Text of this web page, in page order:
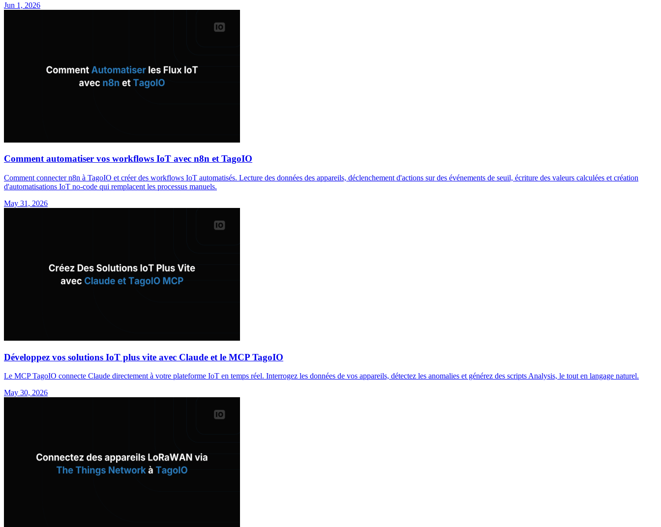
Jun 1, 2026
Comment automatiser vos workflows IoT avec n8n et TagoIO
Comment connecter n8n à TagoIO et créer des workflows IoT automatisés. Lecture des données des appareils, déclenchement d'actions sur des événements de seuil, écriture des valeurs calculées et création
d'automatisations IoT no-code qui remplacent les processus manuels.
May 31, 2026
Développez vos solutions IoT plus vite avec Claude et le MCP TagoIO
Le MCP TagoIO connecte Claude directement à votre plateforme IoT en temps réel. Interrogez les données de vos appareils, détectez les anomalies et générez des scripts Analysis, le tout en langage naturel.
May 30, 2026